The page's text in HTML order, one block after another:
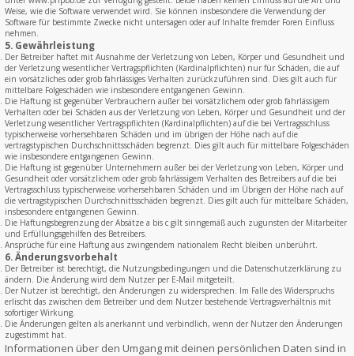
Weise, wie die Software verwendet wird. Sie können insbesondere die Verwendung der
Software für bestimmte Zwecke nicht untersagen oder auf Inhalte fremder Foren Einfluss
nehmen.
5. Gewährleistung
Der Betreiber haftet mit Ausnahme der Verletzung von Leben, Körper und Gesundheit und
der Verletzung wesentlicher Vertragspflichten (Kardinalpflichten) nur für Schäden, die auf
ein vorsätzliches oder grob fahrlässiges Verhalten zurückzuführen sind. Dies gilt auch für
mittelbare Folgeschäden wie insbesondere entgangenen Gewinn.
Die Haftung ist gegenüber Verbrauchern außer bei vorsätzlichem oder grob fahrlässigem
Verhalten oder bei Schäden aus der Verletzung von Leben, Körper und Gesundheit und der
Verletzung wesentlicher Vertragspflichten (Kardinalpflichten) auf die bei Vertragsschluss
typischerweise vorhersehbaren Schäden und im übrigen der Höhe nach auf die
vertragstypischen Durchschnittsschäden begrenzt. Dies gilt auch für mittelbare Folgeschäden
wie insbesondere entgangenen Gewinn.
Die Haftung ist gegenüber Unternehmern außer bei der Verletzung von Leben, Körper und
Gesundheit oder vorsätzlichem oder grob fahrlässigem Verhalten des Betreibers auf die bei
Vertragsschluss typischerweise vorhersehbaren Schäden und im Übrigen der Höhe nach auf
die vertragstypischen Durchschnittsschäden begrenzt. Dies gilt auch für mittelbare Schäden,
insbesondere entgangenen Gewinn.
Die Haftungsbegrenzung der Absätze a bis c gilt sinngemäß auch zugunsten der Mitarbeiter
und Erfüllungsgehilfen des Betreibers.
Ansprüche für eine Haftung aus zwingendem nationalem Recht bleiben unberührt.
6. Änderungsvorbehalt
Der Betreiber ist berechtigt, die Nutzungsbedingungen und die Datenschutzerklärung zu
ändern. Die Änderung wird dem Nutzer per E-Mail mitgeteilt.
Der Nutzer ist berechtigt, den Änderungen zu widersprechen. Im Falle des Widerspruchs
erlischt das zwischen dem Betreiber und dem Nutzer bestehende Vertragsverhältnis mit
sofortiger Wirkung.
Die Änderungen gelten als anerkannt und verbindlich, wenn der Nutzer den Änderungen
zugestimmt hat.
Informationen über den Umgang mit deinen persönlichen Daten sind in